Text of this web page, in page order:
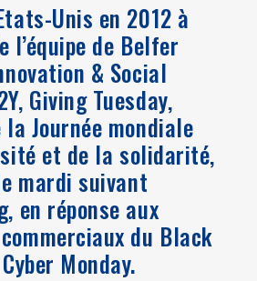
Unis en 2012 à
l’équipe de Belfer
& Social
Giving Tuesday,
Journée mondiale
et de la solidarité,
mardi suivant
en réponse aux
du Black
Monday.